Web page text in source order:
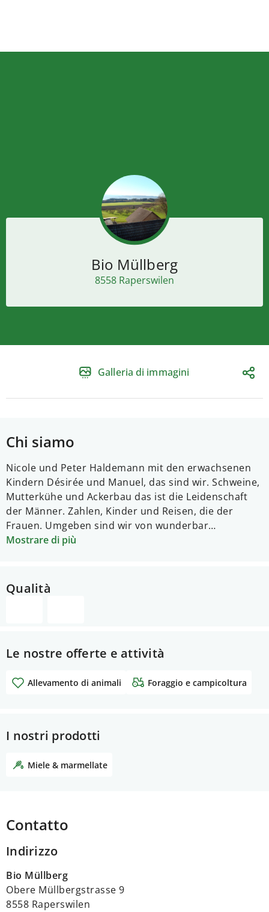
Bio Müllberg
8558 Raperswilen
Galleria di immagini
Chi siamo
Nicole und Peter Haldemann mit den erwachsenen
Kindern Désirée und Manuel, das sind wir. Schweine,
Mutterkühe und Ackerbau das ist die Leidenschaft
der Männer. Zahlen, Kinder und Reisen, die der
Frauen. Umgeben sind wir von wunderbar
mystischem Wald, den wir zur Erholung und als
eine funktionierende Gesellschaft mit grosser
Eigenverantwortung ein.
Mostrare di più
Qualità
Le nostre offerte e attività
Allevamento di animali Foraggio e campicoltura
I nostri prodotti
Miele & marmellate
Contatto
Indirizzo
Bio Müllberg
Obere Müllbergstrasse 9
8558 Raperswilen